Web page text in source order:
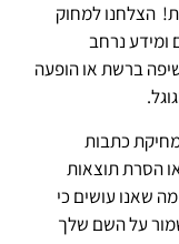
הצלחנו למחוק
ומידע נרחב
ברשת או הופעה
כתבות
הסרת תוצאות
שאנו עושים כי
על השם שלך